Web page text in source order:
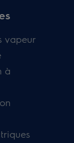
vapeur
à